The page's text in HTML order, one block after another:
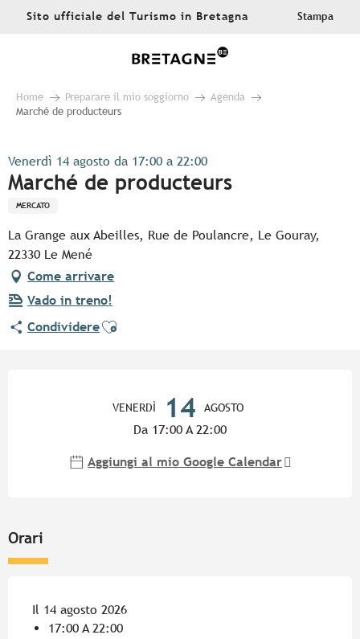
AllerSito ufficiale del Turismo in Bretagna Stampa
Home Preparare il mio soggiorno
Agenda
Marché de producteurs
Venerdì 14 agosto da 17:00 a 22:00
Marché de producteurs
MERCATO
La Grange aux Abeilles, Rue de Poulancre, Le Gouray,
22330 Le Mené
Come arrivare
Vado in treno!
CondividereAjouter aux favoris
VENERDÌ 14 AGOSTO
Da 17:00 A 22:00
Aggiungi al mio Google Calendar
Orari
Il 14 agosto 2026
17:00 A 22:00